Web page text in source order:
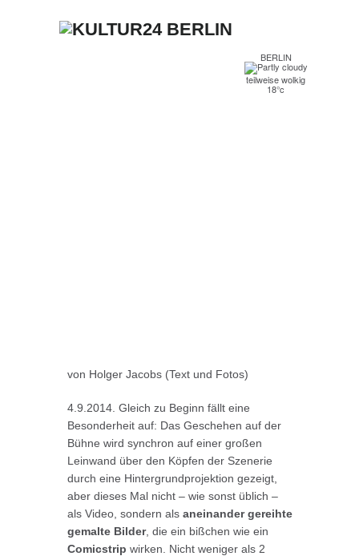
BERLIN
teilweise wolkig
18°c
von Holger Jacobs (Text und Fotos)
4.9.2014. Gleich zu Beginn fällt eine
Besonderheit auf: Das Geschehen auf der
Bühne wird synchron auf einer großen
Leinwand über den Köpfen der Szenerie
durch eine Hintergrundprojektion gezeigt,
aber dieses Mal nicht – wie sonst üblich –
als Video, sondern als aneinander gereihte
gemalte Bilder, die ein bißchen wie ein
Comicstrip wirken. Nicht weniger als 2